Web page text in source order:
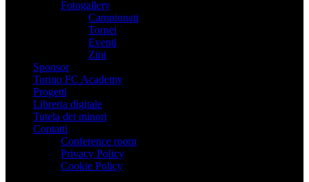
Fotogallery
Campionati
Tornei
Eventi
Zini
Sponsor
Torino FC Academy
Progetti
Libreria digitale
Tutela dei minori
Contatti
Conference room
Privacy Policy
Cookie Policy